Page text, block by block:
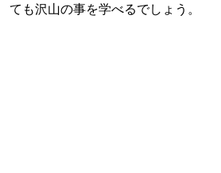
ても沢山の事を学べるでしょう。